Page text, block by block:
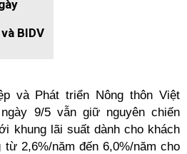
BIDV
và Phát triển Nông thôn Việt
9/5 vẫn giữ nguyên chiến
khung lãi suất dành cho khách
từ 2,6%/năm đến 6,0%/năm cho